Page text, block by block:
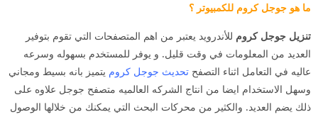
ما هو جوجل كروم للكمبيوتر ؟
تنزيل جوجل كروم للأندرويد يعتبر من اهم المتصفحات التي تقوم بتوفير
العديد من المعلومات في وقت قليل. و يوفر للمستخدم بسهوله وسرعه
عاليه في التعامل اثناء التصفح تحديث جوجل كروم يتميز بانه بسيط ومجاني
وسهل الاستخدام ايضا من انتاج الشركه العالميه متصفح جوجل علاوه على
ذلك يضم العديد. والكثير من محركات البحث التي يمكنك من خلالها الوصول